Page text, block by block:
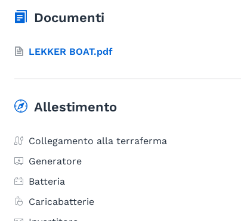
Documenti
LEKKER BOAT.pdf
Allestimento
Collegamento alla terraferma
Generatore
Batteria
Caricabatterie